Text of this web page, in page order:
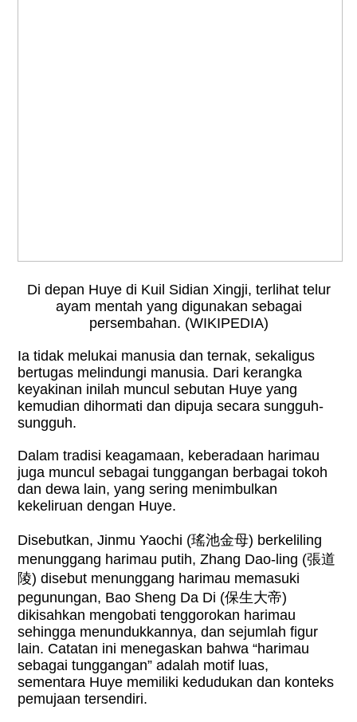
Di depan Huye di Kuil Sidian Xingji, terlihat telur
ayam mentah yang digunakan sebagai
persembahan. (WIKIPEDIA)
Ia tidak melukai manusia dan ternak, sekaligus
bertugas melindungi manusia. Dari kerangka
keyakinan inilah muncul sebutan Huye yang
kemudian dihormati dan dipuja secara sungguh-
sungguh.
Dalam tradisi keagamaan, keberadaan harimau
juga muncul sebagai tunggangan berbagai tokoh
dan dewa lain, yang sering menimbulkan
kekeliruan dengan Huye.
Disebutkan, Jinmu Yaochi (瑤池金母) berkeliling
menunggang harimau putih, Zhang Dao-ling (張道
陵) disebut menunggang harimau memasuki
pegunungan, Bao Sheng Da Di (保生大帝)
dikisahkan mengobati tenggorokan harimau
sehingga menundukkannya, dan sejumlah figur
lain. Catatan ini menegaskan bahwa “harimau
sebagai tunggangan” adalah motif luas,
sementara Huye memiliki kedudukan dan konteks
pemujaan tersendiri.